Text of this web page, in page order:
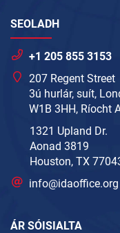
SEOLADH
+1 205 855 3153
207 Regent Street
3ú hurlár, suít,
W1B 3HH, Ríocht
1321 Upland Dr.
Aonad 3819
Houston, TX
info@idaoffice.org
ÁR SÓISIALTA